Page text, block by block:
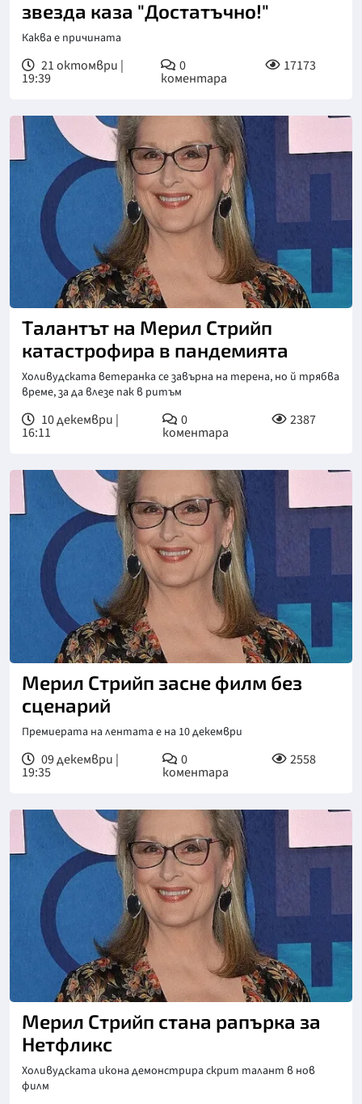
звезда каза "Достатъчно!"
Каква е причината
21 октомври |
19:39
0
коментара
17173
Талантът на Мерил Стрийп
катастрофира в пандемията
Холивудската ветеранка се завърна на терена, но й трябва
време, за да влезе пак в ритъм
10 декември |
16:11
0
коментара
2387
Мерил Стрийп засне филм без
сценарий
Премиерата на лентата е на 10 декември
09 декември |
19:35
0
коментара
2558
Мерил Стрийп стана рапърка за
Нетфликс
Холивудската икона демонстрира скрит талант в нов
филм